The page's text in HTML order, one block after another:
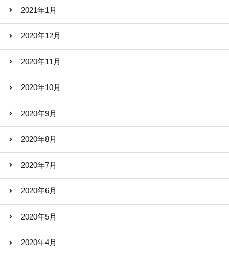
2021年1月
2020年12月
2020年11月
2020年10月
2020年9月
2020年8月
2020年7月
2020年6月
2020年5月
2020年4月